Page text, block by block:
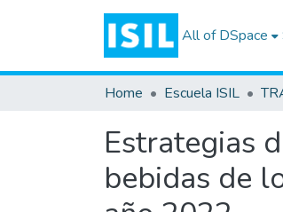
All of DSpace
Home Escuela ISIL
Estrategias
bebidas de